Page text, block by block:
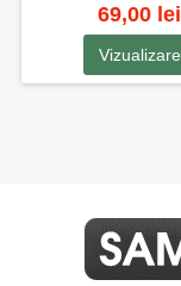
69,00 lei
Vizualizare